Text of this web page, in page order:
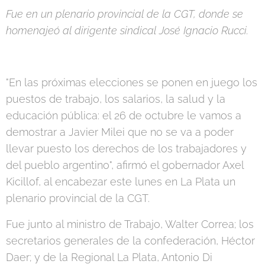
Fue en un plenario provincial de la CGT, donde se
homenajeó al dirigente sindical José Ignacio Rucci.
"En las próximas elecciones se ponen en juego los
puestos de trabajo, los salarios, la salud y la
educación pública: el 26 de octubre le vamos a
demostrar a Javier Milei que no se va a poder
llevar puesto los derechos de los trabajadores y
del pueblo argentino", afirmó el gobernador Axel
Kicillof, al encabezar este lunes en La Plata un
plenario provincial de la CGT.
Fue junto al ministro de Trabajo, Walter Correa; los
secretarios generales de la confederación, Héctor
Daer; y de la Regional La Plata, Antonio Di